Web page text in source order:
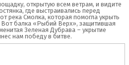
открытую всем ветрам, и видите
где выстраивались перед
река Смолка, которая помогла укрыть
Вот балка «Рыбий Верх», защитившая
Зеленая Дубрава – укрытие
нам победу в битве.